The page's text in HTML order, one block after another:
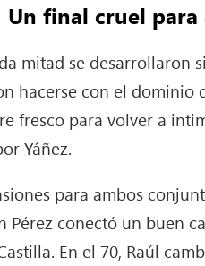
Un final cruel para
mitad se desarrollaron
hacerse con el dominio
fresco para volver a
Yáñez.
para ambos
Pérez conectó un buen
En el 70, Raúl